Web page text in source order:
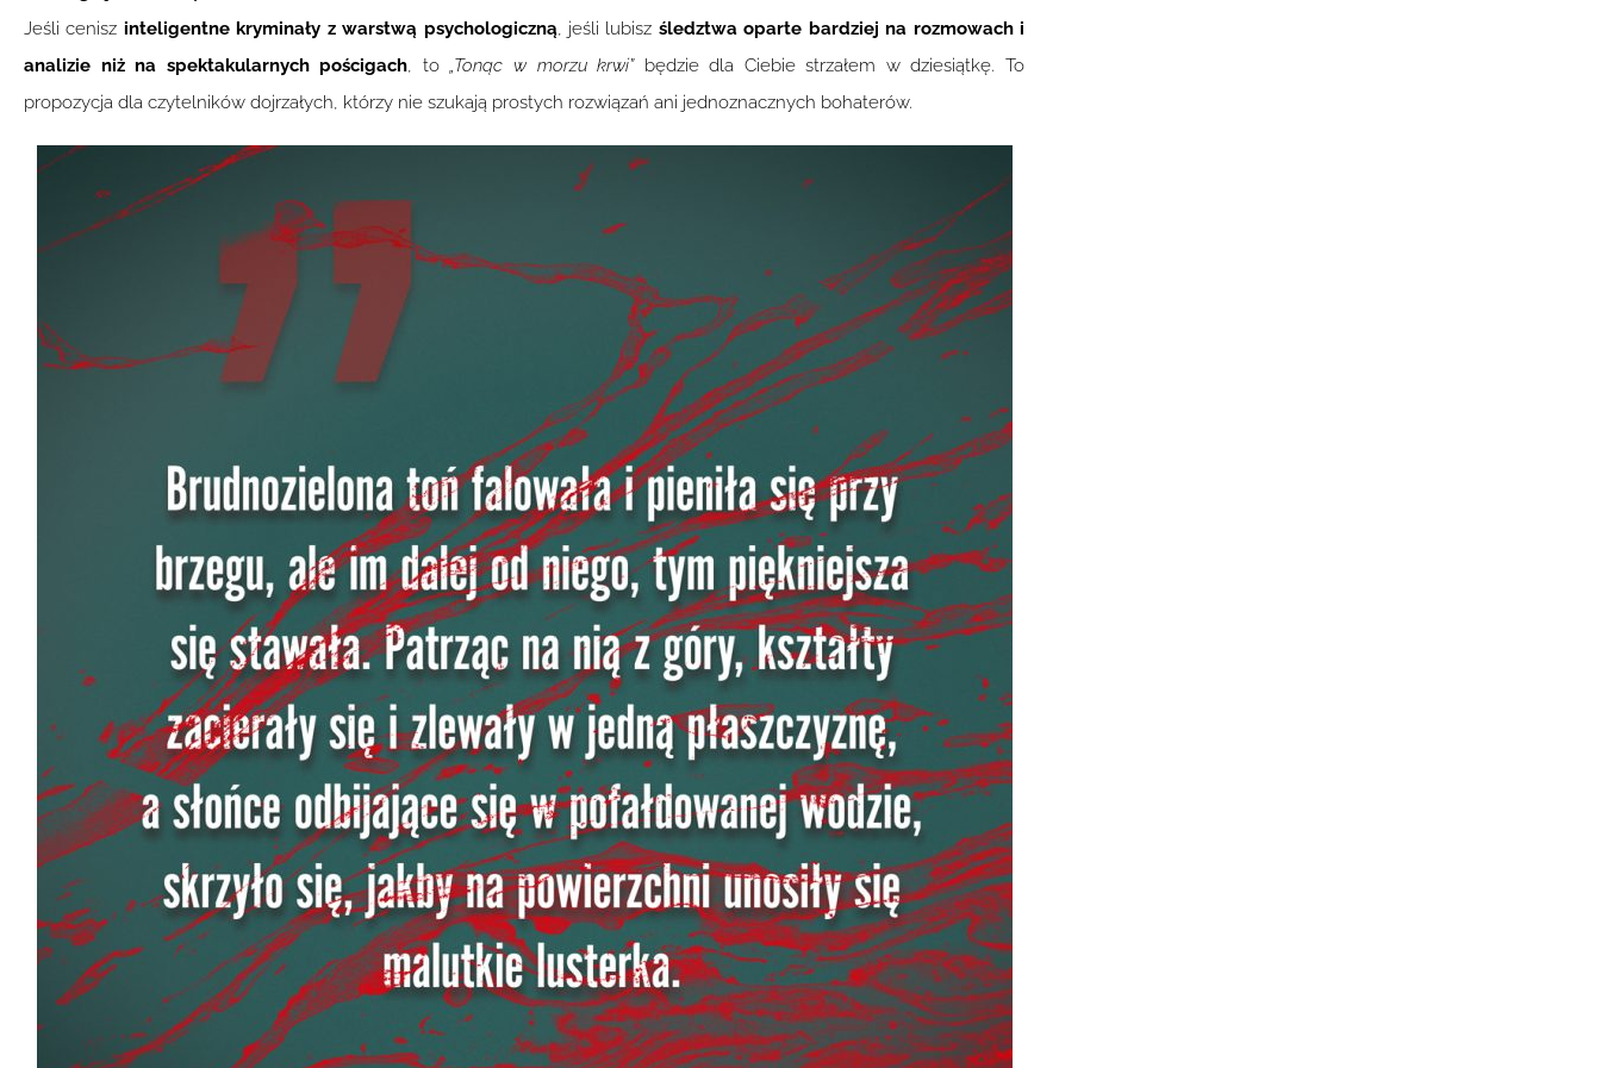
Jeśli cenisz inteligentne kryminały z warstwą psychologiczną, jeśli lubisz śledztwa oparte bardziej na rozmowach i
analizie niż na spektakularnych pościgach, to„Tonąc w morzu krwi”będzie dla Ciebie strzałem w dziesiątkę. To
propozycja dla czytelników dojrzałych, którzy nie szukają prostych rozwiązań ani jednoznacznych bohaterów.